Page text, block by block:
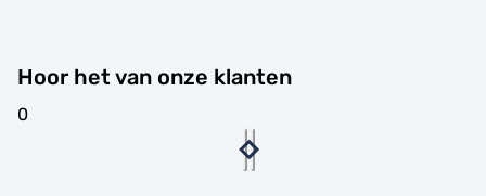
Hoor het van onze klanten
0